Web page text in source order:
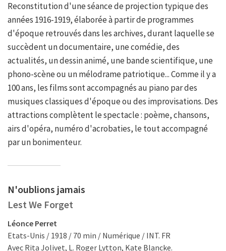
Reconstitution d'une séance de projection typique des
années 1916-1919, élaborée à partir de programmes
d'époque retrouvés dans les archives, durant laquelle se
succèdent un documentaire, une comédie, des
actualités, un dessin animé, une bande scientifique, une
phono-scène ou un mélodrame patriotique... Comme il y a
100 ans, les films sont accompagnés au piano par des
musiques classiques d'époque ou des improvisations. Des
attractions complètent le spectacle : poème, chansons,
airs d'opéra, numéro d'acrobaties, le tout accompagné
par un bonimenteur.
N'oublions jamais
Lest We Forget
Léonce Perret
Etats-Unis / 1918 / 70 min / Numérique / INT. FR
Avec Rita Jolivet, L. Roger Lytton, Kate Blancke.